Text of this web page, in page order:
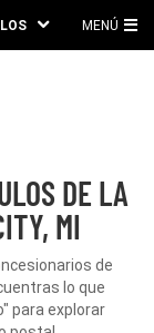
MENÚ
DE LA
MI
de
lo que
para explorar